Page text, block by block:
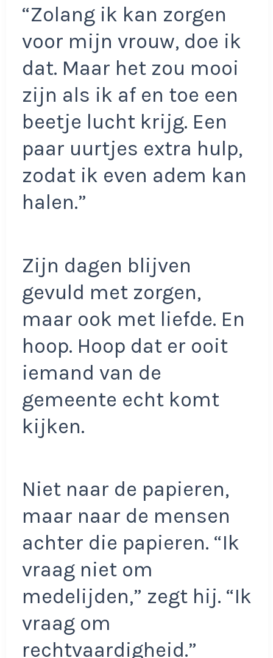
“Zolang ik kan zorgen
voor mijn vrouw, doe ik
dat. Maar het zou mooi
zijn als ik af en toe een
beetje lucht krijg. Een
paar uurtjes extra hulp,
zodat ik even adem kan
halen.”
Zijn dagen blijven
gevuld met zorgen,
maar ook met liefde. En
hoop. Hoop dat er ooit
iemand van de
gemeente echt komt
kijken.
Niet naar de papieren,
maar naar de mensen
achter die papieren. “Ik
vraag niet om
medelijden,” zegt hij. “Ik
vraag om
rechtvaardigheid.”